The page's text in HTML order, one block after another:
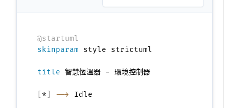
@startuml
skinparam style strictuml
title 智慧恆溫器 - 環境控制器
* --> Idle